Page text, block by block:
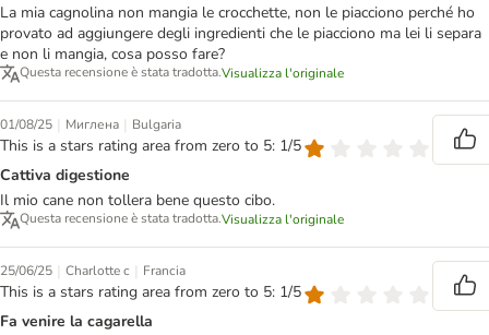
La mia cagnolina non mangia le crocchette, non le piacciono perché ho
provato ad aggiungere degli ingredienti che le piacciono ma lei li separa
e non li mangia, cosa posso fare?
Questa recensione è stata tradotta.Visualizza l'originale
01/08/25 | Миглена | Bulgaria
This is a stars rating area from zero to 5: 1/5
Cattiva digestione
Il mio cane non tollera bene questo cibo.
Questa recensione è stata tradotta.Visualizza l'originale
25/06/25 | Charlotte c | Francia
This is a stars rating area from zero to 5: 1/5
Fa venire la cagarella